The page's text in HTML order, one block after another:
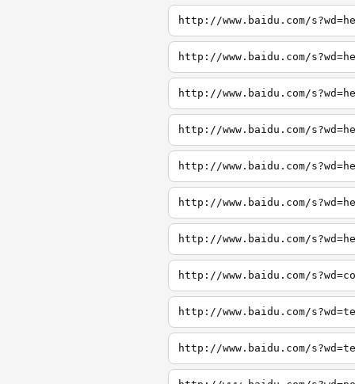
http://www.baidu.com/
http://www.baidu.com/
http://www.baidu.com/
http://www.baidu.com/
http://www.baidu.com/
http://www.baidu.com/
http://www.baidu.com/
http://www.baidu.com/
http://www.baidu.com/
http://www.baidu.com/